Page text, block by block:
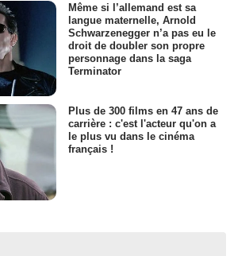
Même si l’allemand est sa
langue maternelle, Arnold
Schwarzenegger n’a pas eu le
droit de doubler son propre
personnage dans la saga
Terminator
Plus de 300 films en 47 ans de
carrière : c'est l'acteur qu'on a
le plus vu dans le cinéma
français !